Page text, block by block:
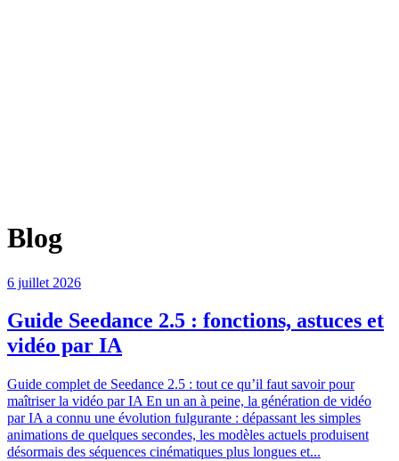
Blog
6 juillet 2026
Guide Seedance 2.5 : fonctions, astuces et
vidéo par IA
Guide complet de Seedance 2.5 : tout ce qu’il faut savoir pour
maîtriser la vidéo par IA En un an à peine, la génération de vidéo
par IA a connu une évolution fulgurante : dépassant les simples
animations de quelques secondes, les modèles actuels produisent
désormais des séquences cinématiques plus longues et...